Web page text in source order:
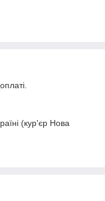
(кур'єр Нова